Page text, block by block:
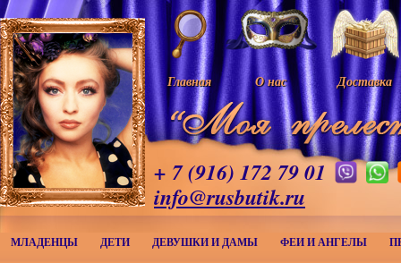
Главная О нас Доставка
+ 7 (916) 172 79 01
info@rusbutik.ru
МЛАДЕНЦЫ ДЕТИ ДЕВУШКИ И ДАМЫ ФЕИ И АНГЕЛЫ